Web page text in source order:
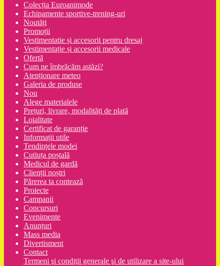
Colecția Euroanimode
Echipamente sportive-trening-uri
Noutăți
Promoții
Vestimentatie și accesorii pentru dresaj
Vestimentație și accesorii medicale
Ofertă
Cum ne îmbrăcăm astăzi?
Atenționare meteo
Galeria de produse
Nou
Alege materialele
Prețuri, livrare, modalități de plată
Loialitate
Certificat de garanție
Informații utile
Tendințele modei
Cutiuța poștală
Medicul de gardă
Clienții noștri
Părerea ta contează
Proiecte
Campanii
Concursuri
Evenimente
Anunțuri
Mass media
Divertisment
Contact
Termeni şi condiţii generale şi de utilizare a site-ului